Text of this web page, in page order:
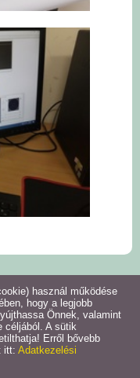
használ működése
hogy a legjobb
Önnek, valamint
céljából. A sütik
Erről bővebb
itt: Adatkezelési